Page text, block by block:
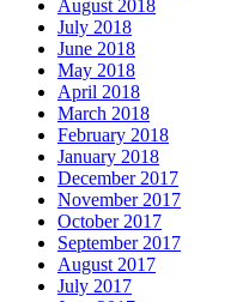
August 2018
July 2018
June 2018
May 2018
April 2018
March 2018
February 2018
January 2018
December 2017
November 2017
October 2017
September 2017
August 2017
July 2017